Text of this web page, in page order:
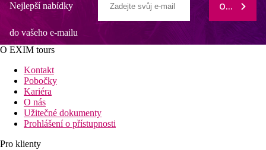
Nejlepší nabídky
do vašeho e-mailu
ODEBÍRAT
O EXIM tours
Kontakt
Pobočky
Kariéra
O nás
Užitečné dokumenty
Prohlášení o přístupnosti
Pro klienty